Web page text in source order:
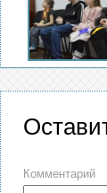
Комментарий